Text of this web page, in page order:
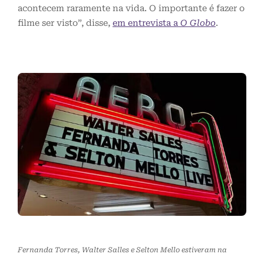
acontecem raramente na vida. O importante é fazer o
filme ser visto”, disse, em entrevista a O Globo.
Fernanda Torres, Walter Salles e Selton Mello estiveram na